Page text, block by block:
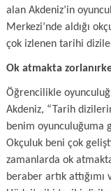
alan Akdeniz’in
Merkezi’nde aldığı
çok izlenen tarihi
Ok atmakta
Öğrencilikle
Akdeniz, “Tarih
benim oyunculuğuma
Okçuluk beni çok
zamanlarda ok
beraber artık attığımı